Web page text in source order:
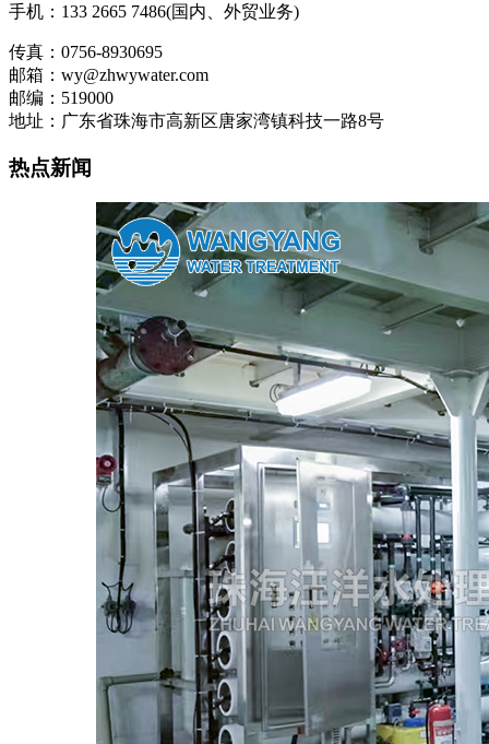
手机：133 2665 7486(国内、外贸业务)
传真：0756-8930695
邮箱：wy@zhwywater.com
邮编：519000
地址：广东省珠海市高新区唐家湾镇科技一路8号
热点新闻